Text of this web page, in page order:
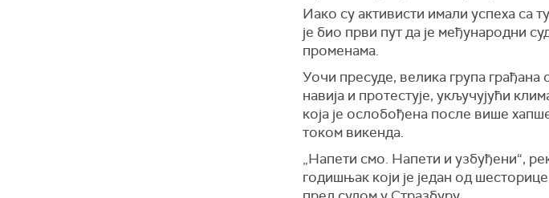
Иако су активисти имали успеха са
је био први пут да је међународни
променама.
Уочи пресуде, велика група грађана
навија и протестује, укључујући
која је ослобођена после више
током викенда.
„Напети смо. Напети и узбуђени“,
годишњак који је један од